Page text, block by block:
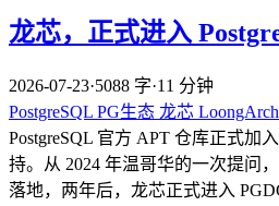
龙芯，正式进入
2026-07-23·5088 字·11 分钟
PostgreSQL PG生态 龙芯 LoongArch
PostgreSQL 官方 APT 仓库正式加
持。从 2024 年温哥华的一次提问
落地，两年后，龙芯正式进入